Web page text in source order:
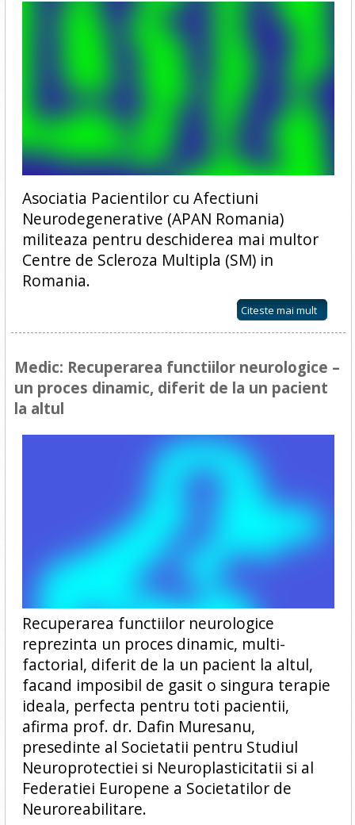
Asociatia Pacientilor cu Afectiuni
Neurodegenerative (APAN Romania)
militeaza pentru deschiderea mai multor
Centre de Scleroza Multipla (SM) in
Romania.
Citeste mai mult
Medic: Recuperarea functiilor neurologice –
un proces dinamic, diferit de la un pacient
la altul
Recuperarea functiilor neurologice
reprezinta un proces dinamic, multi-
factorial, diferit de la un pacient la altul,
facand imposibil de gasit o singura terapie
ideala, perfecta pentru toti pacientii,
afirma prof. dr. Dafin Muresanu,
presedinte al Societatii pentru Studiul
Neuroprotectiei si Neuroplasticitatii si al
Federatiei Europene a Societatilor de
Neuroreabilitare.